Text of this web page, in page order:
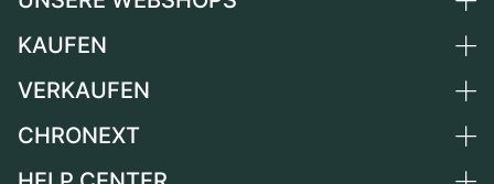
Deutschland
Schweiz
Frankreich
KAUFEN
Alle Luxusuhren
VERKAUFEN
Uhr verkaufen
CHRONEXT
Über uns